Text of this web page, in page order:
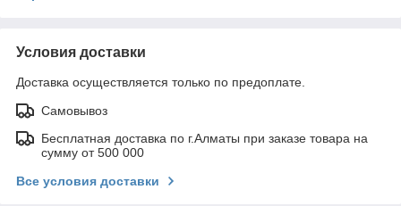
Условия доставки
Доставка осуществляется только по предоплате.
Самовывоз
Бесплатная доставка по г.Алматы при заказе товара на
сумму от 500 000
Все условия доставки